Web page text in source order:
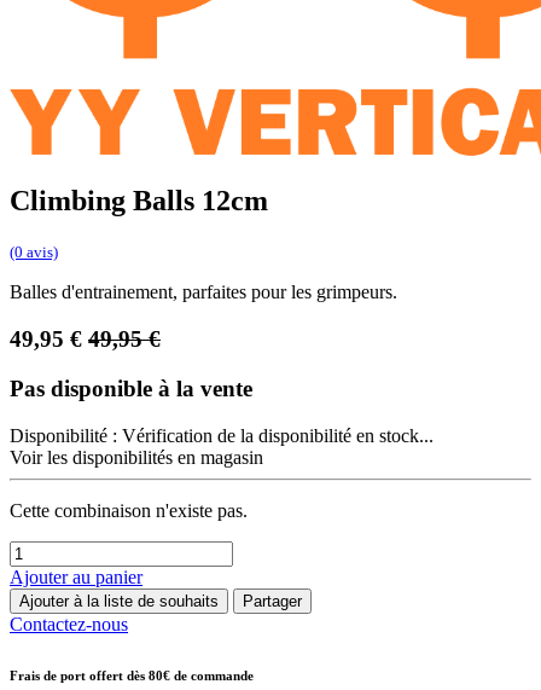
Climbing Balls 12cm
(0 avis)
Balles d'entrainement, parfaites pour les grimpeurs.
49,95 € 49,95€
Pas disponible à la vente
Disponibilité : Vérification de la disponibilité en stock...
Voir les disponibilités en magasin
Cette combinaison n'existe pas.
Ajouter au panier
Ajouter à la liste de souhaits Partager
Contactez-nous
Frais de port offert dès 80€ de commande